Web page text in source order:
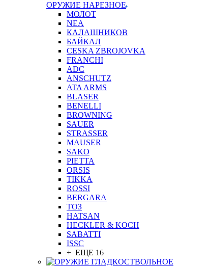
ОРУЖИЕ НАРЕЗНОЕ
МОЛОТ
NEA
КАЛАШНИКОВ
БАЙКАЛ
CESKA ZBROJOVKA
FRANCHI
ADC
ANSCHUTZ
ATA ARMS
BLASER
BENELLI
BROWNING
SAUER
STRASSER
MAUSER
SAKO
PIETTA
ORSIS
TIKKA
ROSSI
BERGARA
ТОЗ
HATSAN
HECKLER & KOCH
SABATTI
ISSC
+ ЕЩЕ 16